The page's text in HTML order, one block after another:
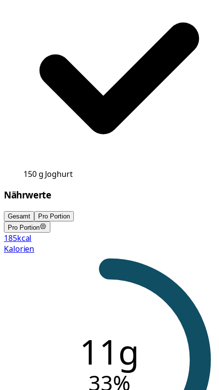
150g Joghurt
Nährwerte
Gesamt
Pro Portion
Pro Portion
185kcal
Kalorien
11g
33%